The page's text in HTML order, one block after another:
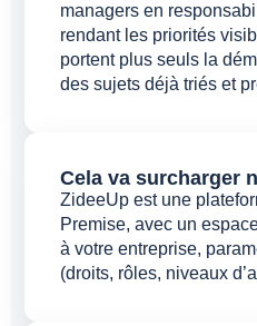
managers en
rendant les priorités
portent plus seuls la
des sujets déjà triés et
Cela va surcharger
ZideeUp est une
Premise, avec un
à votre entreprise,
(droits, rôles, niveaux